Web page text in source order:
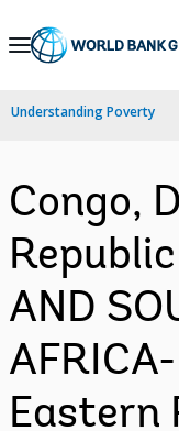
Skip
Navigation
Understanding Poverty
Congo,
AND
Eastern